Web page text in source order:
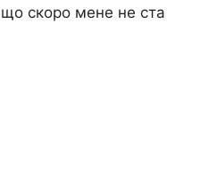
скоро мене не ста